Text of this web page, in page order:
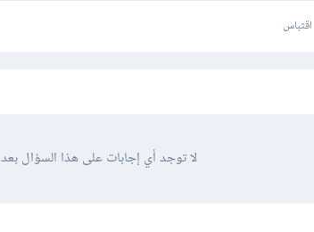
اقتباس
لا توجد أي إجابات على هذا السؤال بعد